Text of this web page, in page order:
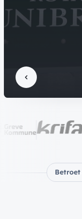
Læs case
Læs case
Betroet